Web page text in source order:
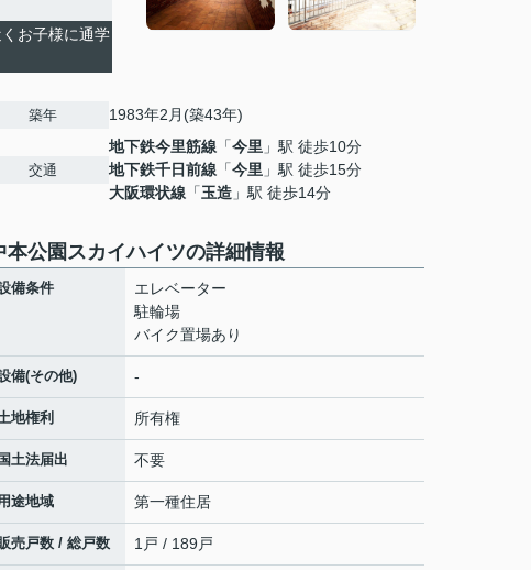
お子様に通学
築年 1983年2月(築43年)
交通
地下鉄今里筋線 「今里 」駅 徒歩10分
地下鉄千日前線 「今里 」駅 徒歩15分
大阪環状線 「玉造 」駅 徒歩14分
本公園スカイハイツの詳細情報
備条件
エレベーター
駐輪場
バイク置場あり
備(その他) -
地権利 所有権
国土法届出 不要
途地域 第一種住居
売戸数 / 総戸数 1戸 / 189戸